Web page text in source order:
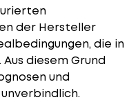
der Hersteller
die in
diesem Grund
und